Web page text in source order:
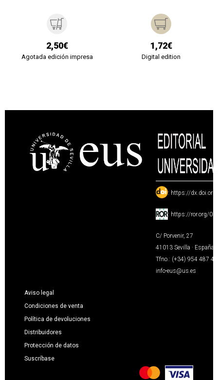
2,50€
Agotada edición impresa
1,72€
Digital edition
: https://
: https://ror.org/
C/ Porvenir, 27
41013 Sevilla · España
Tfno.: (+34) 954 487
info-eus@us.es
Aviso legal
Condiciones de venta
Política de devoluciones
Distribuidores
Protección de datos
Suscríbase